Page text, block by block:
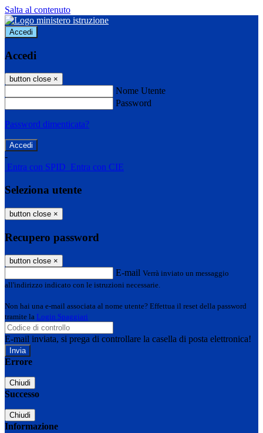
Salta al contenuto
Accedi
Accedi
button close ×
Nome Utente
Password
Password dimenticata?
-
Entra con SPID Entra con CIE
Seleziona utente
button close ×
Recupero password
button close ×
E-mail Verrà inviato un messaggio
all'indirizzo indicato con le istruzioni necessarie.
Non hai una e-mail associata al nome utente? Effettua il reset della password
tramite la Login Spaggiari
E-mail inviata, si prega di controllare la casella di posta elettronica!
Errore
Chiudi
Successo
Chiudi
Informazione